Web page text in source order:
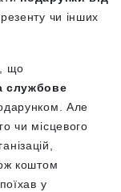
чи інших
що
службове
Але
чи місцевого
коштом
у